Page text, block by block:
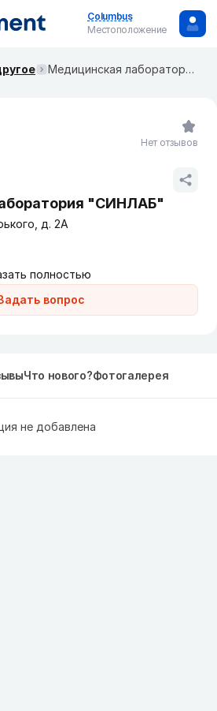
Columbus
Местоположение
Медицинская лаборатория "СИНЛАБ"
"СИНЛАБ"
вопрос
д. 2А
полностью
Нет отзывов
Что нового?Фотогалерея
не добавлена